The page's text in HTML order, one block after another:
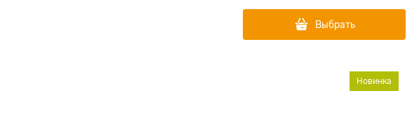
Выбрать
Новинка